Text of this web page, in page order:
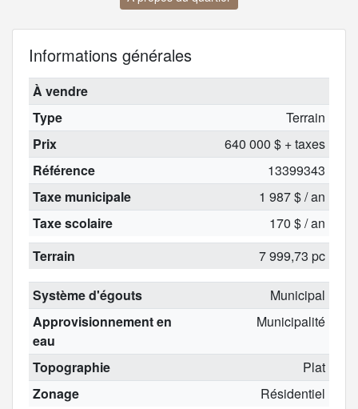
Informations générales
À vendre
Type
Terrain
Prix
640 000 $ + taxes
Référence
13399343
Taxe municipale
1 987 $ / an
Taxe scolaire
170 $ / an
Terrain
7 999,73 pc
Système d'égouts
Municipal
Approvisionnement en
eau
Municipalité
Topographie
Plat
Zonage
Résidentiel